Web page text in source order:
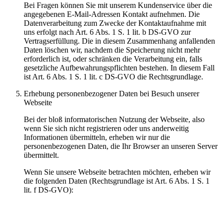
Bei Fragen können Sie mit unserem Kundenservice über die
angegebenen E-Mail-Adressen Kontakt aufnehmen. Die
Datenverarbeitung zum Zwecke der Kontaktaufnahme mit
uns erfolgt nach Art. 6 Abs. 1 S. 1 lit. b DS-GVO zur
Vertragserfüllung. Die in diesem Zusammenhang anfallenden
Daten löschen wir, nachdem die Speicherung nicht mehr
erforderlich ist, oder schränken die Verarbeitung ein, falls
gesetzliche Aufbewahrungspflichten bestehen. In diesem Fall
ist Art. 6 Abs. 1 S. 1 lit. c DS-GVO die Rechtsgrundlage.
Erhebung personenbezogener Daten bei Besuch unserer
Webseite
Bei der bloß informatorischen Nutzung der Webseite, also
wenn Sie sich nicht registrieren oder uns anderweitig
Informationen übermitteln, erheben wir nur die
personenbezogenen Daten, die Ihr Browser an unseren Server
übermittelt.
Wenn Sie unsere Webseite betrachten möchten, erheben wir
die folgenden Daten (Rechtsgrundlage ist Art. 6 Abs. 1 S. 1
lit. f DS-GVO):